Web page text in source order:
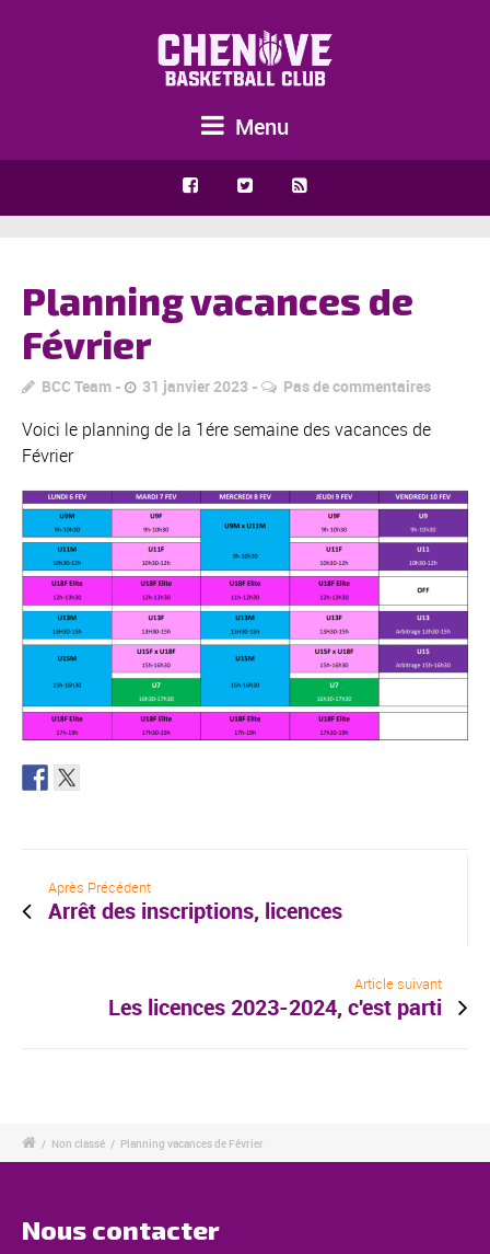
Menu
Planning vacances de
Février
BCC Team 31 janvier 2023 Pas de commentaires
Voici le planning de la 1ére semaine des vacances de
Février
Après Précédent
Arrêt des inscriptions, licences
Article suivant
Les licences 2023-2024, c'est parti
/ Non classé / Planning vacances de Février
Nous contacter